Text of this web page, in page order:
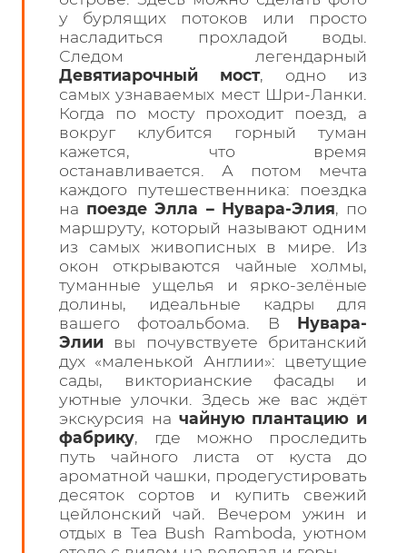
у бурлящих потоков или просто
насладиться прохладой воды.
Следом легендарный
Девятиарочный мост, одно из
самых узнаваемых мест Шри-Ланки.
Когда по мосту проходит поезд, а
вокруг клубится горный туман
кажется, что время
останавливается. А потом мечта
каждого путешественника: поездка
на поезде Элла – Нувара-Элия, по
маршруту, который называют одним
из самых живописных в мире. Из
окон открываются чайные холмы,
туманные ущелья и ярко-зелёные
долины, идеальные кадры для
вашего фотоальбома. В Нувара-
Элии вы почувствуете британский
дух «маленькой Англии»: цветущие
сады, викторианские фасады и
уютные улочки. Здесь же вас ждёт
экскурсия на чайную плантацию и
фабрику, где можно проследить
путь чайного листа от куста до
ароматной чашки, продегустировать
десяток сортов и купить свежий
цейлонский чай. Вечером ужин и
отдых в Tea Bush Ramboda, уютном